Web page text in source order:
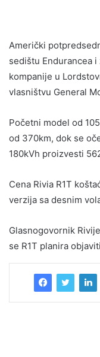
Američki
sedištu Endurancea
kompanije u
vlasništvu General
Početni model od
od 370km, dok se
180kVh proizvesti
Cena Rivia R1T
verzija sa desnim
Glasnogovornik
se R1T planira